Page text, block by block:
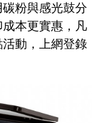
粉與感光鼓分
本更實惠，凡
動，上網登錄